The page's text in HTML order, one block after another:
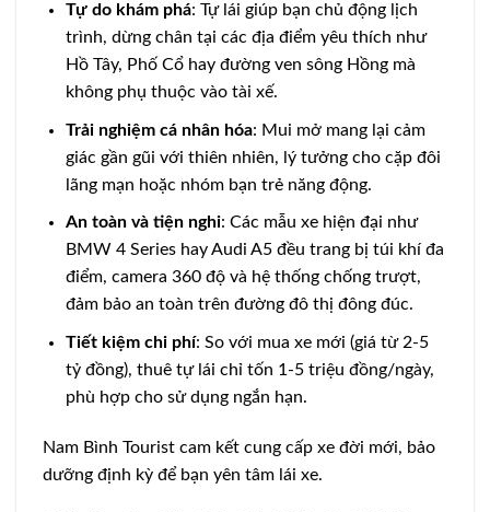
Tự do khám phá: Tự lái giúp bạn chủ động lịch
trình, dừng chân tại các địa điểm yêu thích như
Hồ Tây, Phố Cổ hay đường ven sông Hồng mà
không phụ thuộc vào tài xế.
Trải nghiệm cá nhân hóa: Mui mở mang lại cảm
giác gần gũi với thiên nhiên, lý tưởng cho cặp đôi
lãng mạn hoặc nhóm bạn trẻ năng động.
An toàn và tiện nghi: Các mẫu xe hiện đại như
BMW 4 Series hay Audi A5 đều trang bị túi khí đa
điểm, camera 360 độ và hệ thống chống trượt,
đảm bảo an toàn trên đường đô thị đông đúc.
Tiết kiệm chi phí: So với mua xe mới (giá từ 2-5
tỷ đồng), thuê tự lái chỉ tốn 1-5 triệu đồng/ngày,
phù hợp cho sử dụng ngắn hạn.
Nam Bình Tourist cam kết cung cấp xe đời mới, bảo
dưỡng định kỳ để bạn yên tâm lái xe.